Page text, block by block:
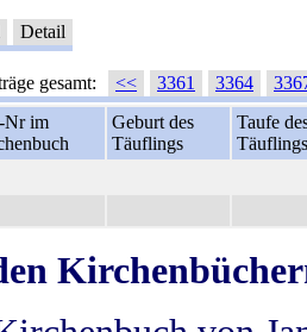
Detail
gesamt: << 3361 3364
Nr im
Geburt des
Täuflings
Taufe
Täuflings